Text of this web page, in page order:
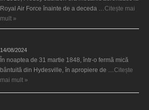
Royal Air Force înainte de a deceda … Citește mai
mult »
14/08/2024
În noaptea de 31 martie 1848, într-o fermă mică
bântuită din Hydesville, în apropiere de … Citește
mai mult »